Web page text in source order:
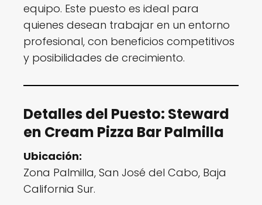
equipo. Este puesto es ideal para
quienes desean trabajar en un entorno
profesional, con beneficios competitivos
y posibilidades de crecimiento.
Detalles del Puesto: Steward
en Cream Pizza Bar Palmilla
Ubicación:
Zona Palmilla, San José del Cabo, Baja
California Sur.